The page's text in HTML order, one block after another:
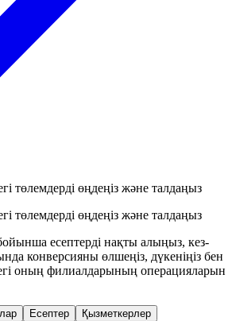
төлемдерді өңдеңіз және талдаңыз
төлемдерді өңдеңіз және талдаңыз
есептерді нақты алыңыз, кез-
конверсияны өлшеңіз, дүкеніңіз бен
оның филиалдарының операцияларын
Есептер Қызметкерлер